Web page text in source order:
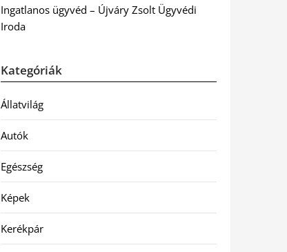
Ingatlanos ügyvéd – Újváry Zsolt Ügyvédi
Iroda
Kategóriák
Állatvilág
Autók
Egészség
Képek
Kerékpár